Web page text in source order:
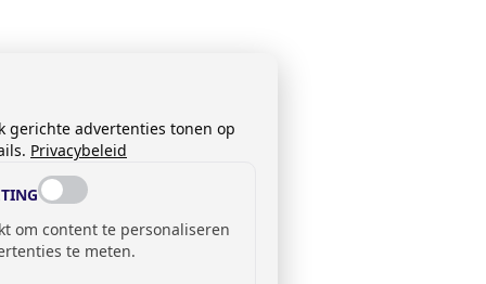
gerichte advertenties tonen op
Privacybeleid
om content te personaliseren
te meten.